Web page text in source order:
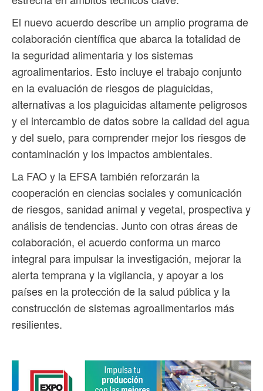
El nuevo acuerdo describe un amplio programa de
colaboración científica que abarca la totalidad de
la seguridad alimentaria y los sistemas
agroalimentarios. Esto incluye el trabajo conjunto
en la evaluación de riesgos de plaguicidas,
alternativas a los plaguicidas altamente peligrosos
y el intercambio de datos sobre la calidad del agua
y del suelo, para comprender mejor los riesgos de
contaminación y los impactos ambientales.
La FAO y la EFSA también reforzarán la
cooperación en ciencias sociales y comunicación
de riesgos, sanidad animal y vegetal, prospectiva y
análisis de tendencias. Junto con otras áreas de
colaboración, el acuerdo conforma un marco
integral para impulsar la investigación, mejorar la
alerta temprana y la vigilancia, y apoyar a los
países en la protección de la salud pública y la
construcción de sistemas agroalimentarios más
resilientes.